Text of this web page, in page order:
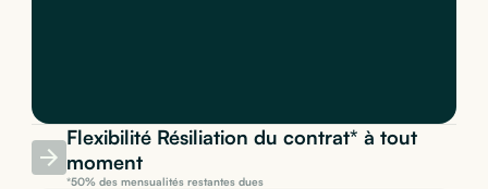
Flexibilité Résiliation du contrat* à tout
moment
*50% des mensualités restantes dues